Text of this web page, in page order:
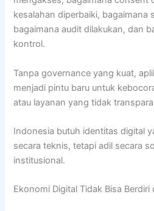
kesalahan diperbaiki, bagaimana
bagaimana audit dilakukan, dan
kontrol.
Tanpa governance yang kuat,
menjadi pintu baru untuk
atau layanan yang tidak
Indonesia butuh identitas digital
secara teknis, tetapi adil secara
institusional.
Ekonomi Digital Tidak Bisa